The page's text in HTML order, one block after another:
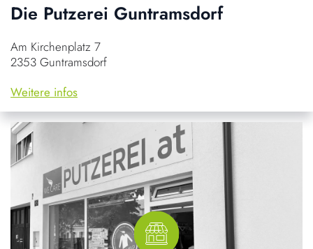
Die Putzerei Guntramsdorf
Am Kirchenplatz 7
2353 Guntramsdorf
Weitere infos